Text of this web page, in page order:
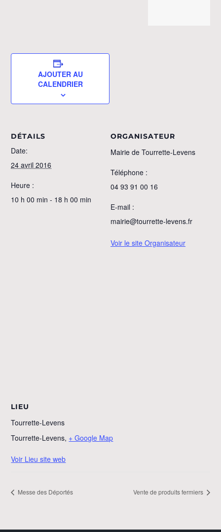
AJOUTER AU
CALENDRIER
DÉTAILS
Date:
24 avril 2016
Heure :
10 h 00 min - 18 h 00 min
ORGANISATEUR
Mairie de Tourrette-Levens
Téléphone :
04 93 91 00 16
E-mail :
mairie@tourrette-levens.fr
Voir le site Organisateur
LIEU
Tourrette-Levens
Tourrette-Levens, + Google Map
Voir Lieu site web
Messe des Déportés Vente de produits fermiers